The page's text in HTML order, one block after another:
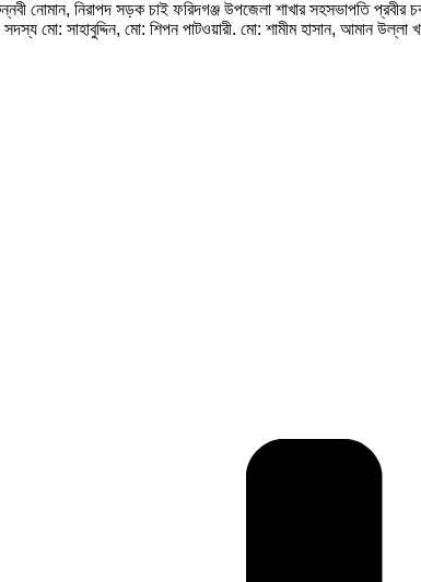
নোমান, নিরাপদ সড়ক চাই ফরিদগঞ্জ উপজেলা শাখার সহসভাপতি
মো: সাহাবুদ্দিন, মো: শিপন পাটওয়ারী. মো: শামীম হাসান, আমান